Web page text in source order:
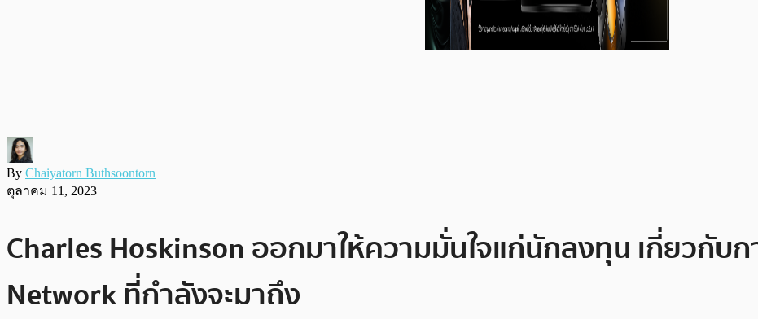
By Chaiyatorn Buthsoontorn
ตุลาคม 11, 2023
Charles Hoskinson ออกมาให้ความมั่นใจแก่นักลงทุน เกี่ยวกับ
Network ที่กำลังจะมาถึง